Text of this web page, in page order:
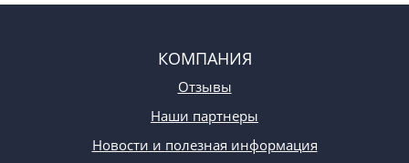
КОМПАНИЯ
Отзывы
Наши партнеры
Новости и полезная информация